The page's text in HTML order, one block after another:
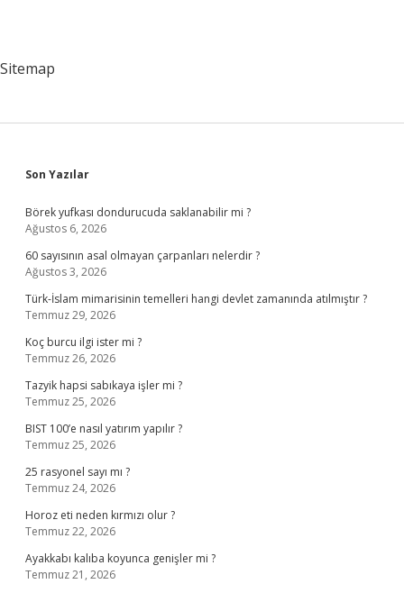
Sitemap
Sidebar
Son Yazılar
Börek yufkası dondurucuda saklanabilir mi ?
Ağustos 6, 2026
60 sayısının asal olmayan çarpanları nelerdir ?
Ağustos 3, 2026
Türk-İslam mimarisinin temelleri hangi devlet zamanında atılmıştır ?
Temmuz 29, 2026
Koç burcu ilgi ister mi ?
Temmuz 26, 2026
Tazyik hapsi sabıkaya işler mi ?
Temmuz 25, 2026
BIST 100’e nasıl yatırım yapılır ?
Temmuz 25, 2026
25 rasyonel sayı mı ?
Temmuz 24, 2026
Horoz eti neden kırmızı olur ?
Temmuz 22, 2026
Ayakkabı kalıba koyunca genişler mi ?
Temmuz 21, 2026